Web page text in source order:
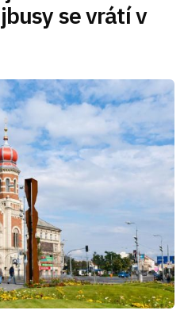
se vrátí v